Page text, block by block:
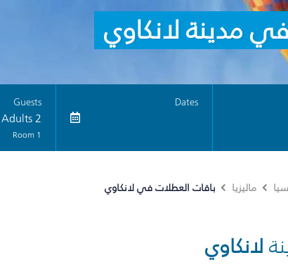
مدينة لانكاوي
Dates
Guests
2 Adults
1 Room
ماليزيا باقات العطلات في لانكاوي
لانكاوي